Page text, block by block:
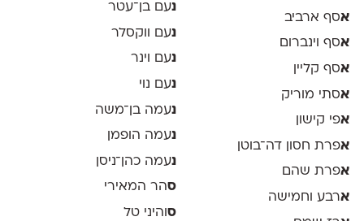
אסף ארביב
אסף וינברום
אסף קליין
אסתי מוריק
אפי קישון
אפרת חסון דה־בוטן
אפרת שהם
ארבע וחמישה
נעם בן־עטר
נעם ווקסלר
נעם וינר
נעם נוי
נעמה בן־משה
נעמה הופמן
נעמה כהן־ניסן
סהר המאירי
ס והיני טל